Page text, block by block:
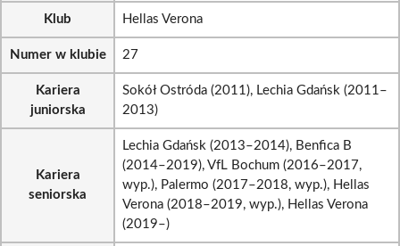
Klub Hellas Verona
Numer w klubie 27
Kariera
juniorska
Sokół Ostróda (2011), Lechia Gdańsk (2011–
2013)
Kariera
seniorska
Lechia Gdańsk (2013–2014), Benfica B
(2014–2019), VfL Bochum (2016–2017,
wyp.), Palermo (2017–2018, wyp.), Hellas
Verona (2018–2019, wyp.), Hellas Verona
(2019–)